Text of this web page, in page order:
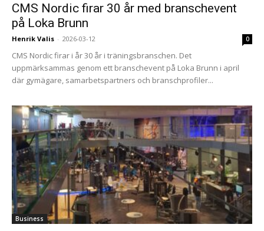
CMS Nordic firar 30 år med branschevent
på Loka Brunn
Henrik Valis - 2026-03-12 0
CMS Nordic firar i år 30 år i träningsbranschen. Det
uppmärksammas genom ett branschevent på Loka Brunn i april
där gymägare, samarbetspartners och branschprofiler...
Business